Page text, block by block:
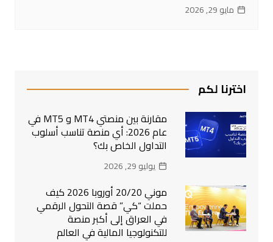
مايو 29, 2026
اخترنا لكم
مقارنة بين منصتي MT4 و MT5 في
عام 2026: أي منصة تناسب أسلوب
التداول الخاص بك؟
يوليو 29, 2026
موني 20/20 أوروبا 2026 كيف
حملت “كي” قصة التحول الرقمي
في العراق إلى أكبر منصة
للتكنولوجيا المالية في العالم